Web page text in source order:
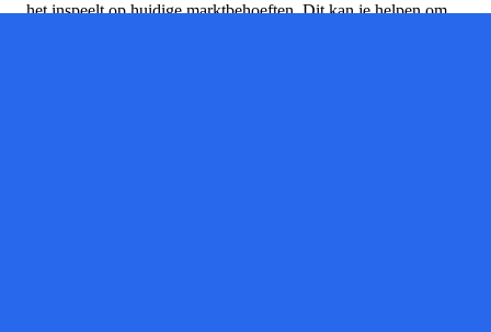
het inspeelt op huidige marktbehoeften. Dit kan je helpen om